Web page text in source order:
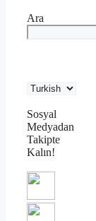
Ara
Sosyal
Medyadan
Takipte
Kalın!